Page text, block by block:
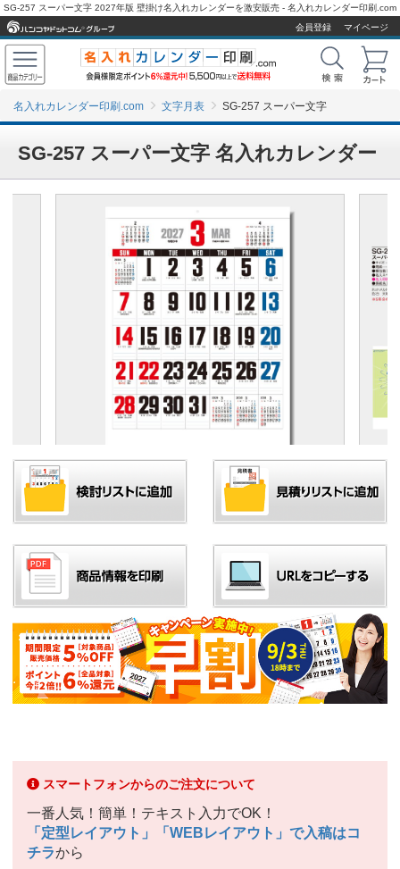
SG-257 スーパー文字 2027年版 壁掛け名入れカレンダーを激安販売 - 名入れカレンダー印刷.com
会員登録
マイページ
名入れカレンダー印刷.com 文字月表 SG-257 スーパー文字
SG-257 スーパー文字 名入れカレンダー
スマートフォンからのご注文について
一番人気！簡単！テキスト入力でOK！
「定型レイアウト」「WEBレイアウト」で入稿はコ
チラから